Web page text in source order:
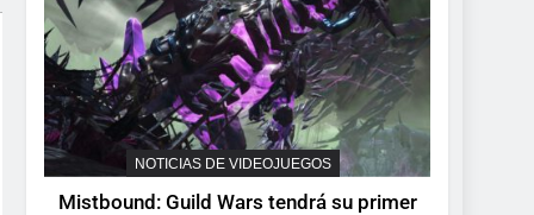
NOTICIAS DE VIDEOJUEGOS
Mistbound: Guild Wars tendrá su primer